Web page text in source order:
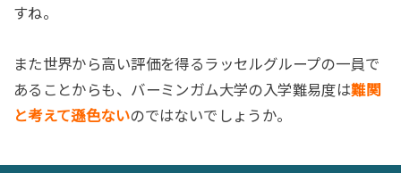
すね。
また世界から高い評価を得るラッセルグループの一員で
あることからも、バーミンガム大学の入学難易度は難関
と考えて遜色ないのではないでしょうか。